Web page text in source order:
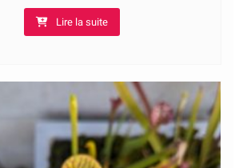
12,00€
Lire la suite